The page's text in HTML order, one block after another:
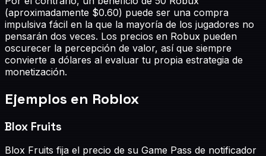
(aproximadamente $0.60) puede ser una compra
impulsiva fácil en la que la mayoría de los jugadores no
pensarán dos veces. Los precios en Robux pueden
oscurecer la percepción de valor, así que siempre
convierte a dólares al evaluar tu propia estrategia de
monetización.
Ejemplos en Roblox
Blox Fruits
Blox Fruits fija el precio de su Game Pass de notificador